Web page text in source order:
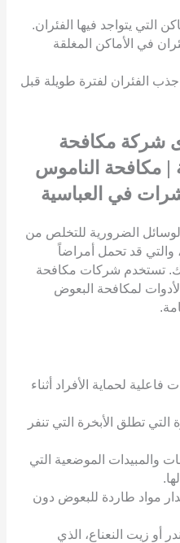
التي يتواجد فيها الفئران.
في الأماكن المغلقة
الفئران لفترة طويلة قبل
شركة مكافحة
| مكافحة الناموس
في العباسية
الضرورية للتخلص من
قد تحمل أمراضاً
تستخدم شركات مكافحة
لمكافحة البعوض
فاعلية لحماية الأفراد أثناء
التي تطلق الأبخرة التي تنفر
والمبيدات الموضعية التي
مواد طاردة للبعوض دون
أو زيت النعناع، الذي